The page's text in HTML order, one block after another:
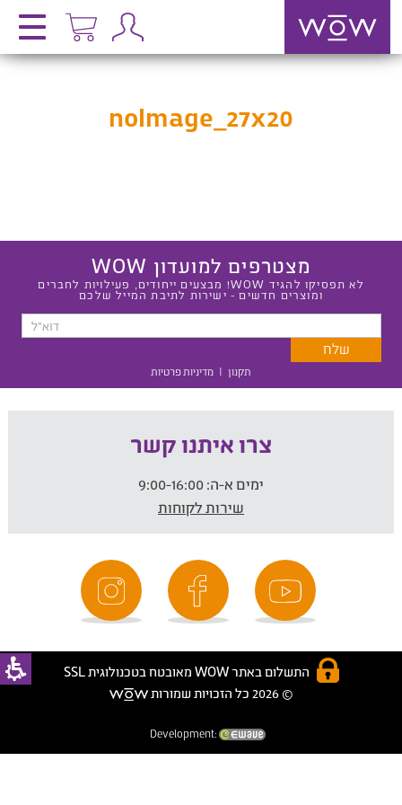
noImage_27x20
מצטרפים למועדון WOW
לא תפסיקו להגיד WOW! מבצעים ייחודים, פעילויות לחברים
ומוצרים חדשים - ישירות לתיבת המייל שלכם
תקנון | מדיניות פרטיות
צרו איתנו קשר
ימים א-ה:
שירות לקוחות
התשלום באתר WOW מאובטח בטכנולוגית SSL
© 2026 כל הזכויות שמורות
Development: